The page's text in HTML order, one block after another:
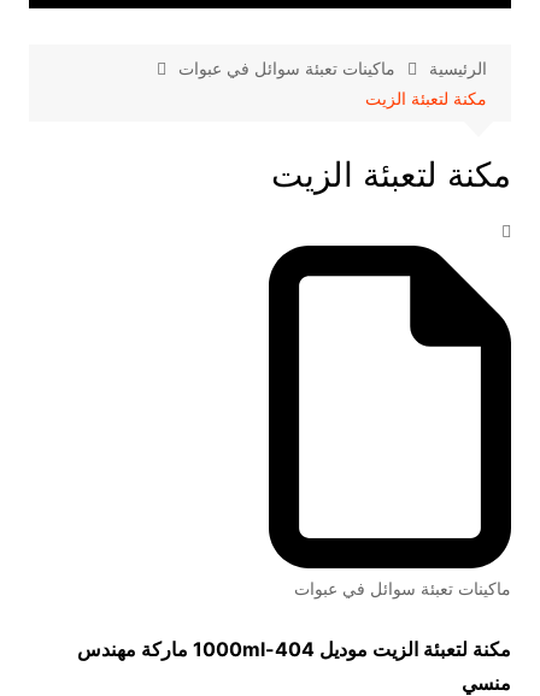
الرئيسية
ماكينات تعبئة سوائل في عبوات
مكنة لتعبئة الزيت
مكنة لتعبئة الزيت
ماكينات تعبئة سوائل في عبوات
مكنة لتعبئة الزيت موديل
ماركة مهندس
منسي